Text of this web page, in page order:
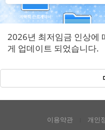
2026년 최저임금 인상에
게 업데이트 되었습니다.
이용약관 개인